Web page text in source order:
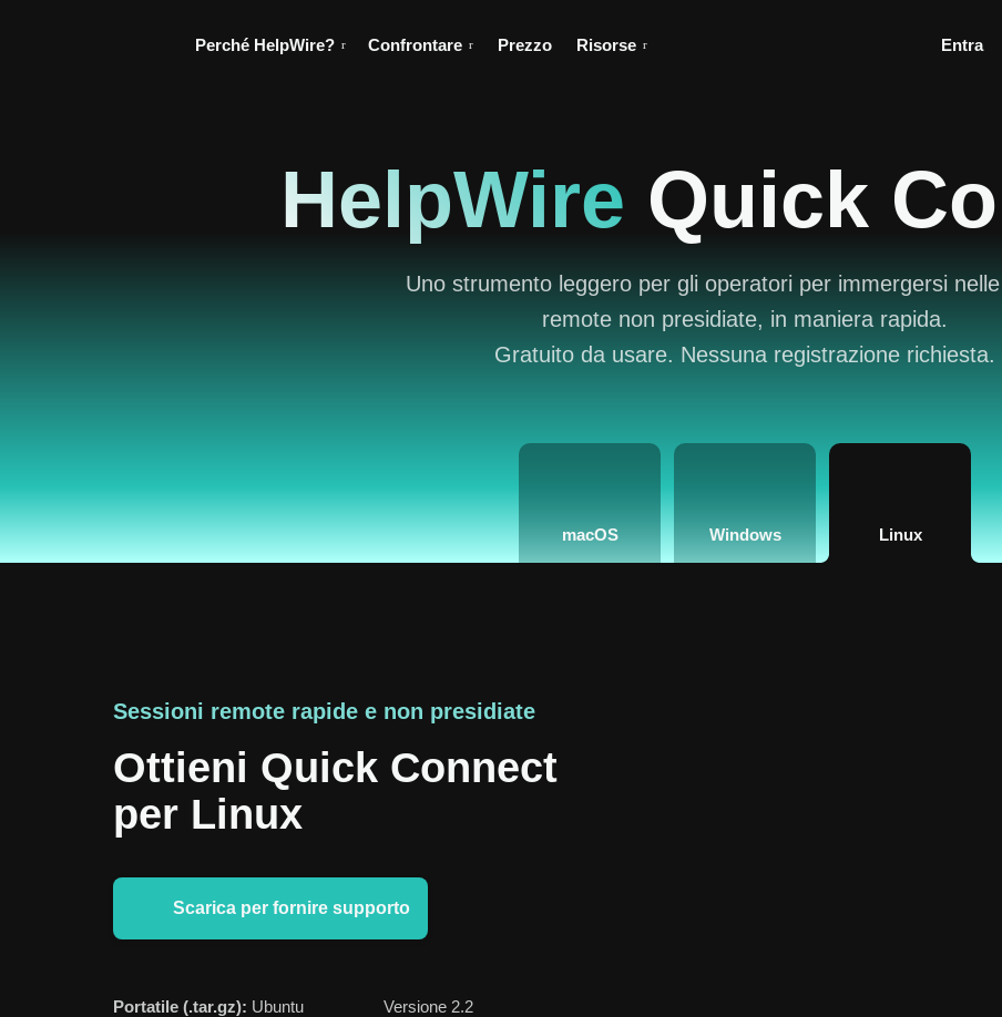
Perché HelpWire? Confrontare Prezzo Risorse Entra
HelpWire Quick
Uno strumento leggero per gli operatori per immergersi
remote non presidiate, in maniera rapida.
Gratuito da usare. Nessuna registrazione richiesta.
macOS Windows Linux
Sessioni remote rapide e non presidiate
Ottieni Quick Connect
per Linux
Scarica per fornire supporto
Portatile (.tar.gz): Ubuntu
Versione 2.2